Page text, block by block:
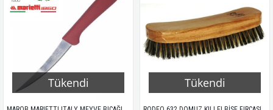
Tükendi Tükendi